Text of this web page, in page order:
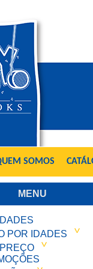
SOMOS
MENU
POR IDADES